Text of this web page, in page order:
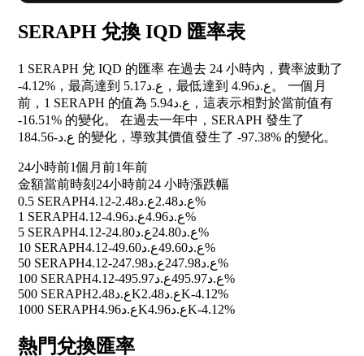
SERAPH 兌換 IQD 匯率表
1 SERAPH 兌 IQD 的匯率 在過去 24 小時內，費率波動了
-4.12% ，最高達到 ع.د5.17，最低達到 ع.د4.96。 一個月
前，1 SERAPH 的值為 ع.د5.94，這表示相對於當前值有
-16.51% 的變化。 在過去一年中，SERAPH 發生了
ع.د-184.56 的變化，導致其價值發生了 -97.38% 的變化。
24小時前1個月前1年前
金額當前時刻 24小時前24 小時漲跌幅
0.5 SERAPH
ع.د2.48 ع.د2.48
-4.12%
1 SERAPH
ع.د4.96 ع.د4.96
-4.12%
5 SERAPH
ع.د24.80 ع.د24.80
-4.12%
10 SERAPH
ع.د49.60 ع.د49.60
-4.12%
50 SERAPH
ع.د247.98 ع.د247.98
-4.12%
100 SERAPH
ع.د495.97 ع.د495.97
-4.12%
500 SERAPH
ع.د2.48K ع.د2.48K-4.12%
1000 SERAPH
ع.د4.96K ع.د4.96K-4.12%
熱門兌換匯率